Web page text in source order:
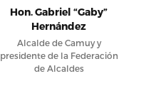
Hon. Gabriel “Gaby”
Hernández
Alcalde de Camuy y
presidente de la Federación
de Alcaldes